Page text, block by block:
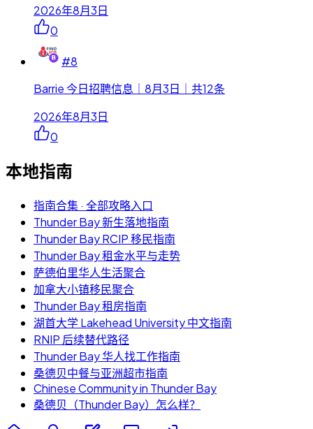
2026年8月3日
0
#8
Barrie 今日招聘信息｜8月3日｜共12条
2026年8月3日
0
本地指南
指南合集 · 全部攻略入口
Thunder Bay 新生落地指南
Thunder Bay RCIP 移民指南
Thunder Bay 租金水平与走势
萨德伯里华人生活聚合
加拿大小镇移民聚合
Thunder Bay 租房指南
湖首大学 Lakehead University 中文指南
RNIP 后续替代路径
Thunder Bay 华人找工作指南
桑德贝中餐与亚洲超市指南
Chinese Community in Thunder Bay
桑德贝（Thunder Bay）怎么样？